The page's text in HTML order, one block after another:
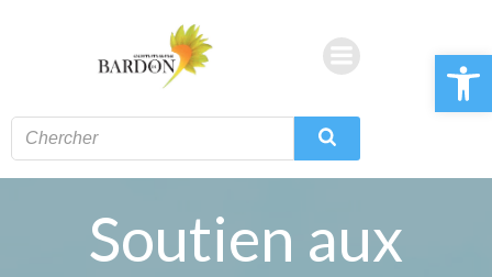
Ouvrir
Soutien aux